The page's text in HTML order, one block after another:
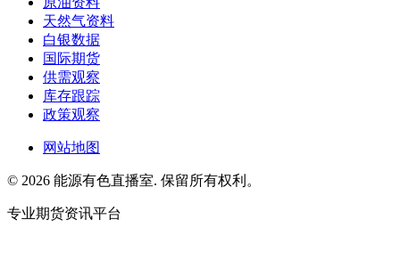
天然气资料
白银数据
国际期货
供需观察
库存跟踪
政策观察
网站地图
© 2026 能源有色直播室. 保留所有权利。
专业期货资讯平台